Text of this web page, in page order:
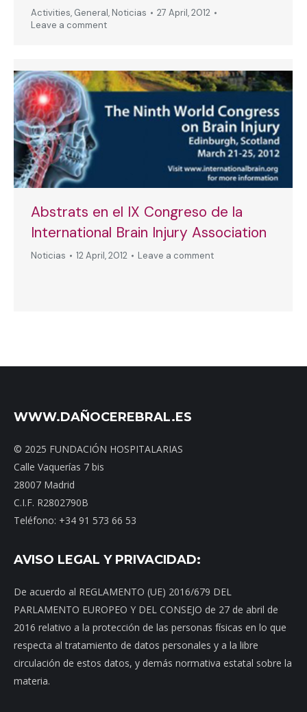
Activities, General, Noticias
27 April, 2012
Leave a comment
Abstrats en el IX Congreso de la
International Brain Injury Association
Noticias 12 April, 2012 Leave a comment
WWW.DAÑOCEREBRAL.ES
© 2025 FUNDACIÓN HOSPITALARIAS
Calle Vaquerías 7 bis
28007 Madrid
C.I.F. R2802790B
Teléfono: +34 91 573 66 53
AVISO LEGAL Y PRIVACIDAD:
De acuerdo al REGLAMENTO (UE) 2016/679 DEL
PARLAMENTO EUROPEO Y DEL CONSEJO de 27 de abril de
2016 relativo a la protección de las personas físicas en lo que
respecta al tratamiento de datos personales y a la libre
circulación de estos datos, y demás normativa estatal sobre la
materia.